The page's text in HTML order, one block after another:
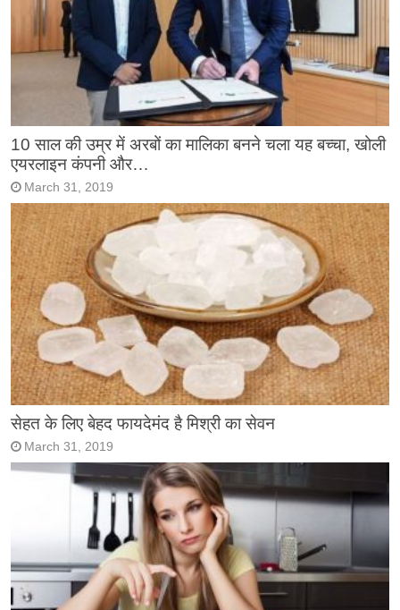
10 साल की उम्र में अरबों का मालिका बनने चला यह बच्चा, खोली
एयरलाइन कंपनी और…
March 31, 2019
सेहत के लिए बेहद फायदेमंद है मिश्री का सेवन
March 31, 2019